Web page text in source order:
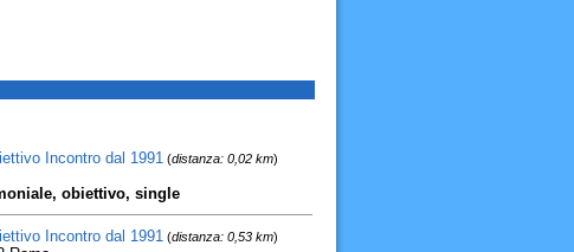
Incontro dal 1991 (distanza: 0,02 km)
obiettivo, single
Incontro dal 1991 (distanza: 0,53 km)